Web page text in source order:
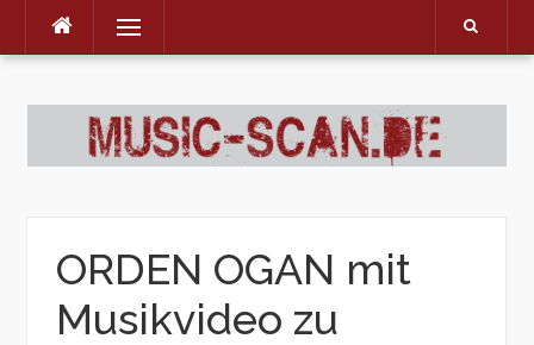
Skip
Menu
ORDEN OGAN mit
Musikvideo zu